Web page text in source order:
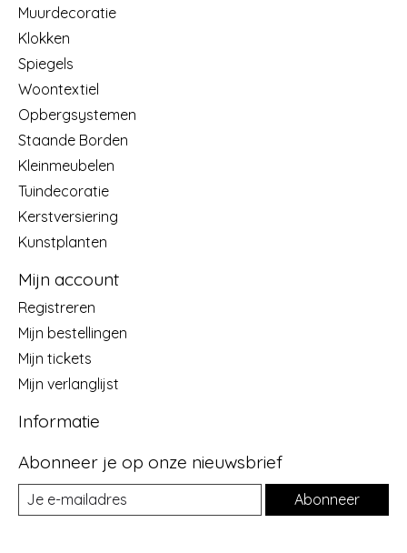
Muurdecoratie
Klokken
Spiegels
Woontextiel
Opbergsystemen
Staande Borden
Kleinmeubelen
Tuindecoratie
Kerstversiering
Kunstplanten
Mijn account
Registreren
Mijn bestellingen
Mijn tickets
Mijn verlanglijst
Informatie
Abonneer je op onze nieuwsbrief
Abonneer